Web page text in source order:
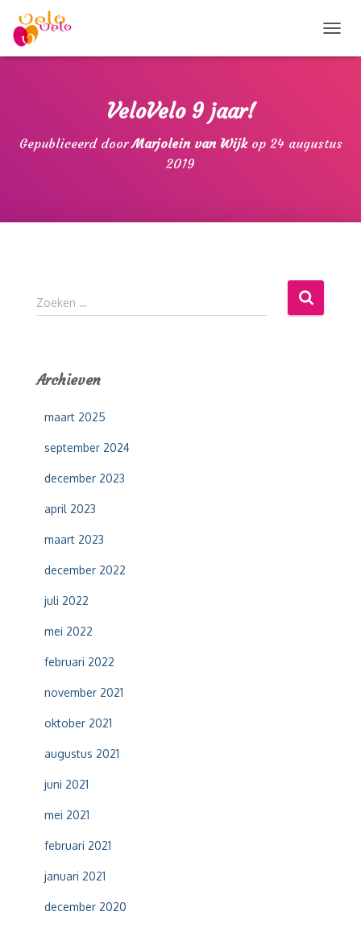
O
A
T
VeloVelo 9 jaar!
Gepubliceerd doorMarjolein van Wijkop 24 augustus
2019
Z
o
n
Zoeken …
Archieven
maart 2025
september 2024
december 2023
april 2023
maart 2023
december 2022
juli 2022
mei 2022
februari 2022
november 2021
oktober 2021
augustus 2021
juni 2021
mei 2021
februari 2021
januari 2021
december 2020